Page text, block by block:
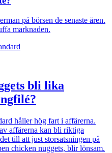
på börsen de senaste åren.
marknaden.
bli lika
håller hög fart i affärerna.
affärerna kan bli riktiga
till att just storsatsningen på
chicken nuggets, blir lönsam.